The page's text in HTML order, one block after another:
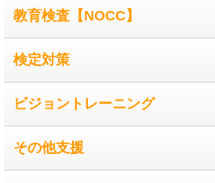
教育検査【NOCC】
検定対策
ビジョントレーニング
その他支援